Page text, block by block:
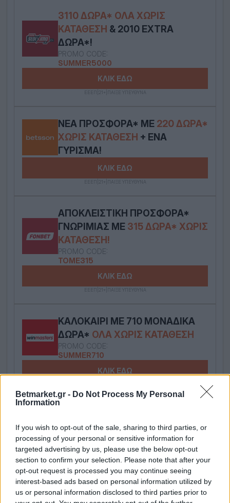
Betmarket.gr - Do Not Process My Personal
Information
If you wish to opt-out of the sale, sharing to third parties, or
processing of your personal or sensitive information for
targeted advertising by us, please use the below opt-out
section to confirm your selection. Please note that after your
opt-out request is processed you may continue seeing
interest-based ads based on personal information utilized by
us or personal information disclosed to third parties prior to
3110 ΔΏΡΑ* ΟΛΑ ΧΩΡΊΣ
ΚΑΤΆΘΕΣΗ & 2010 EXTRA
ΔΏΡΑ*!
PROMO CODE:
SUMMER5000
ΕΕΕΠ|21+|ΠΑΙΞΕ ΥΠΕΥΘΥΝΑ
ΚΛΙΚ ΕΔΩ
ΝΈΑ ΠΡΟΣΦΟΡΆ* ΜΕ 220 ΔΏΡΑ*
ΧΩΡΊΣ ΚΑΤΆΘΕΣΗ + ΈΝΑ
ΓΎΡΙΣΜΑ!
ΕΕΕΠ|21+|ΠΑΙΞΕ ΥΠΕΥΘΥΝΑ
ΚΛΙΚ ΕΔΩ
ΑΠΟΚΛΕΙΣΤΙΚΉ ΠΡΟΣΦΟΡΆ*
ΓΝΩΡΙΜΊΑΣ ΜΕ 315 ΔΏΡΑ* ΧΩΡΊΣ
ΚΑΤΆΘΕΣΗ!
PROMO CODE:
TOME315
ΕΕΕΠ|21+|ΠΑΙΞΕ ΥΠΕΥΘΥΝΑ
ΚΛΙΚ ΕΔΩ
ΚΑΛΟΚΑΊΡΙ ΜΕ 710 ΜΟΝΑΔΙΚΆ
ΔΏΡΑ* ΌΛΑ ΧΩΡΊΣ ΚΑΤΆΘΕΣΗ
PROMO CODE:
SUMMER710
ΚΛΙΚ ΕΔΩ
ΚΑΤΆΘΕΣΗ
ΣΤΗΝ INTERWETTEN
ΕΕΕΠ|21+|ΠΑΙΞΕ ΥΠΕΥΘΥΝΑ
ΚΛΙΚ ΕΔΩ